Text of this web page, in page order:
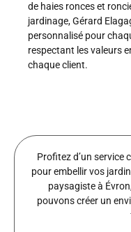
de haies ronces et
jardinage, Gérard
personnalisé pour
respectant les valeurs
chaque client.
Profitez d’un service
pour embellir vos
paysagiste à
pouvons créer un